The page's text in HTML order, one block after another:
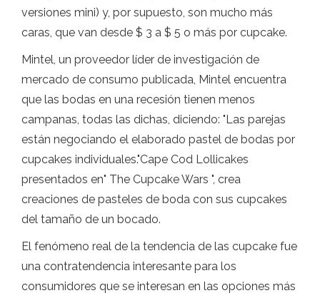
versiones mini) y, por supuesto, son mucho más
caras, que van desde $ 3 a $ 5 o más por cupcake.
Mintel, un proveedor líder de investigación de
mercado de consumo publicada, Mintel encuentra
que las bodas en una recesión tienen menos
campanas, todas las dichas, diciendo: "Las parejas
están negociando el elaborado pastel de bodas por
cupcakes individuales."Cape Cod Lollicakes
presentados en" The Cupcake Wars ", crea
creaciones de pasteles de boda con sus cupcakes
del tamaño de un bocado.
El fenómeno real de la tendencia de las cupcake fue
una contratendencia interesante para los
consumidores que se interesan en las opciones más